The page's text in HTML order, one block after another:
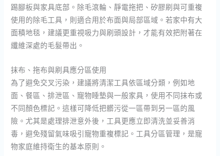
踢腳板與家具底部。除毛滾輪、靜電拖把、矽膠刷與可重複
使用的除毛工具，則適合用於布面與局部區域。若家中有大
面積地毯，建議更重視吸力與刷頭設計，才能有效把附著在
纖維深處的毛髮帶出。
抹布、拖布與刷具應分區使用
為了避免交叉污染，建議將清潔工具依區域分類，例如地
面、餐區、排泄區、寵物睡墊與一般家具，使用不同抹布或
不同顏色標記。這樣可降低把髒污從一區帶到另一區的風
險。尤其是處理排泄意外後，工具更應立即清洗並妥善消
毒，避免殘留氣味吸引寵物重複標記。工具分區管理，是寵
物家庭維持衛生的基本原則。